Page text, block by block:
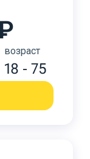
возраст
18 - 75